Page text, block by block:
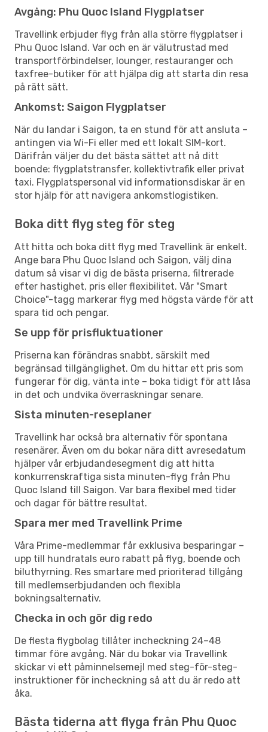
Avgång: Phu Quoc Island Flygplatser
Travellink erbjuder flyg från alla större flygplatser i
Phu Quoc Island. Var och en är välutrustad med
transportförbindelser, lounger, restauranger och
taxfree-butiker för att hjälpa dig att starta din resa
på rätt sätt.
Ankomst: Saigon Flygplatser
När du landar i Saigon, ta en stund för att ansluta –
antingen via Wi-Fi eller med ett lokalt SIM-kort.
Därifrån väljer du det bästa sättet att nå ditt
boende: flygplatstransfer, kollektivtrafik eller privat
taxi. Flygplatspersonal vid informationsdiskar är en
stor hjälp för att navigera ankomstlogistiken.
Boka ditt flyg steg för steg
Att hitta och boka ditt flyg med Travellink är enkelt.
Ange bara Phu Quoc Island och Saigon, välj dina
datum så visar vi dig de bästa priserna, filtrerade
efter hastighet, pris eller flexibilitet. Vår "Smart
Choice"-tagg markerar flyg med högsta värde för att
spara tid och pengar.
Se upp för prisfluktuationer
Priserna kan förändras snabbt, särskilt med
begränsad tillgänglighet. Om du hittar ett pris som
fungerar för dig, vänta inte – boka tidigt för att låsa
in det och undvika överraskningar senare.
Sista minuten-reseplaner
Travellink har också bra alternativ för spontana
resenärer. Även om du bokar nära ditt avresedatum
hjälper vår erbjudandesegment dig att hitta
konkurrenskraftiga sista minuten-flyg från Phu
Quoc Island till Saigon. Var bara flexibel med tider
och dagar för bättre resultat.
Spara mer med Travellink Prime
Våra Prime-medlemmar får exklusiva besparingar –
upp till hundratals euro rabatt på flyg, boende och
biluthyrning. Res smartare med prioriterad tillgång
till medlemserbjudanden och flexibla
bokningsalternativ.
Checka in och gör dig redo
De flesta flygbolag tillåter incheckning 24–48
timmar före avgång. När du bokar via Travellink
skickar vi ett påminnelsemejl med steg-för-steg-
instruktioner för incheckning så att du är redo att
åka.
Bästa tiderna att flyga från Phu Quoc